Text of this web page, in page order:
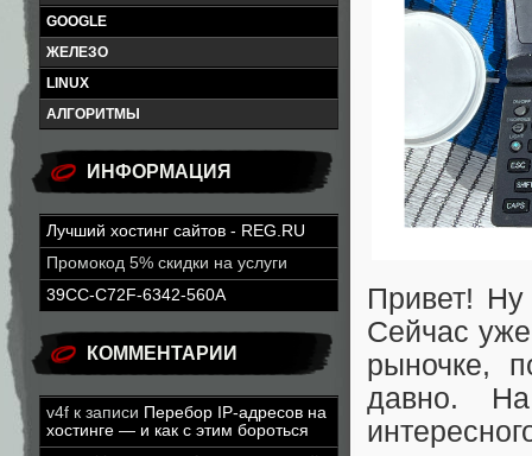
GOOGLE
ЖЕЛЕЗО
LINUX
АЛГОРИТМЫ
ИНФОРМАЦИЯ
Лучший хостинг сайтов - REG.RU
Промокод 5% скидки на услуги
39CC-C72F-6342-560A
КОММЕНТАРИИ
v4f к записи Перебор IP-адресов на
хостинге — и как с этим бороться
Привет!
Сейчас
рыночке,
давно.